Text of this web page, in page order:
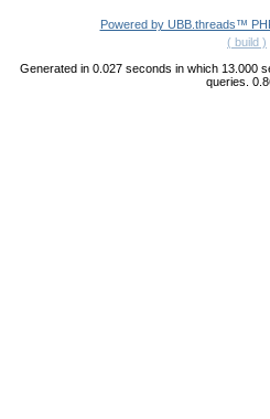
Powered by UBB.threads™
( build )
Generated in 0.027 seconds in which 13.000
queries.